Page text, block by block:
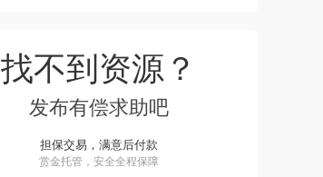
找不到资源？
发布有偿求助吧
担保交易，满意后付款
赏金托管，安全全程保障